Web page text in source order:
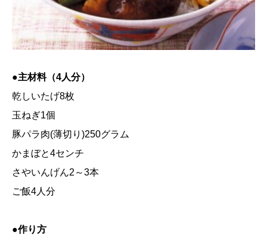
●主材料（4人分）
乾しいたげ8枚
玉ねぎ1個
豚パラ肉(薄切り)250グラム
かまぼと4センチ
さやいんげん2～3本
ご飯4人分
●作り方